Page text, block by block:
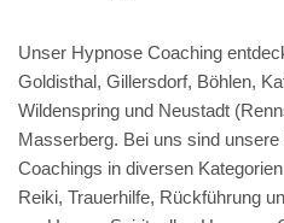
Unser Hypnose Coaching
Goldisthal, Gillersdorf, Böhlen,
Wildenspring und Neustadt
Masserberg. Bei uns sind
Coachings in diversen
Reiki, Trauerhilfe, Rückführung